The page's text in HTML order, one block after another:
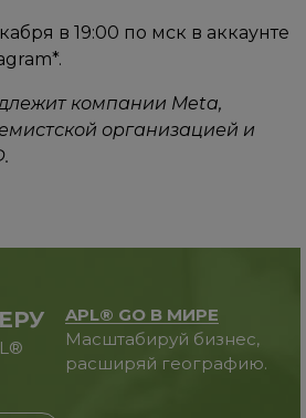
в 19:00 по мск в аккаунте
компании Meta,
организацией и
APL® GO В МИРЕ
Масштабируй бизнес,
расширяй географию.